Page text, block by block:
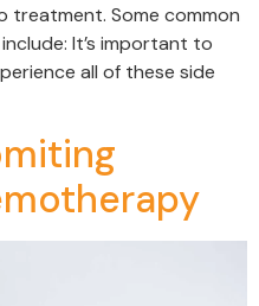
treatment. Some common
It’s important to
all of these side